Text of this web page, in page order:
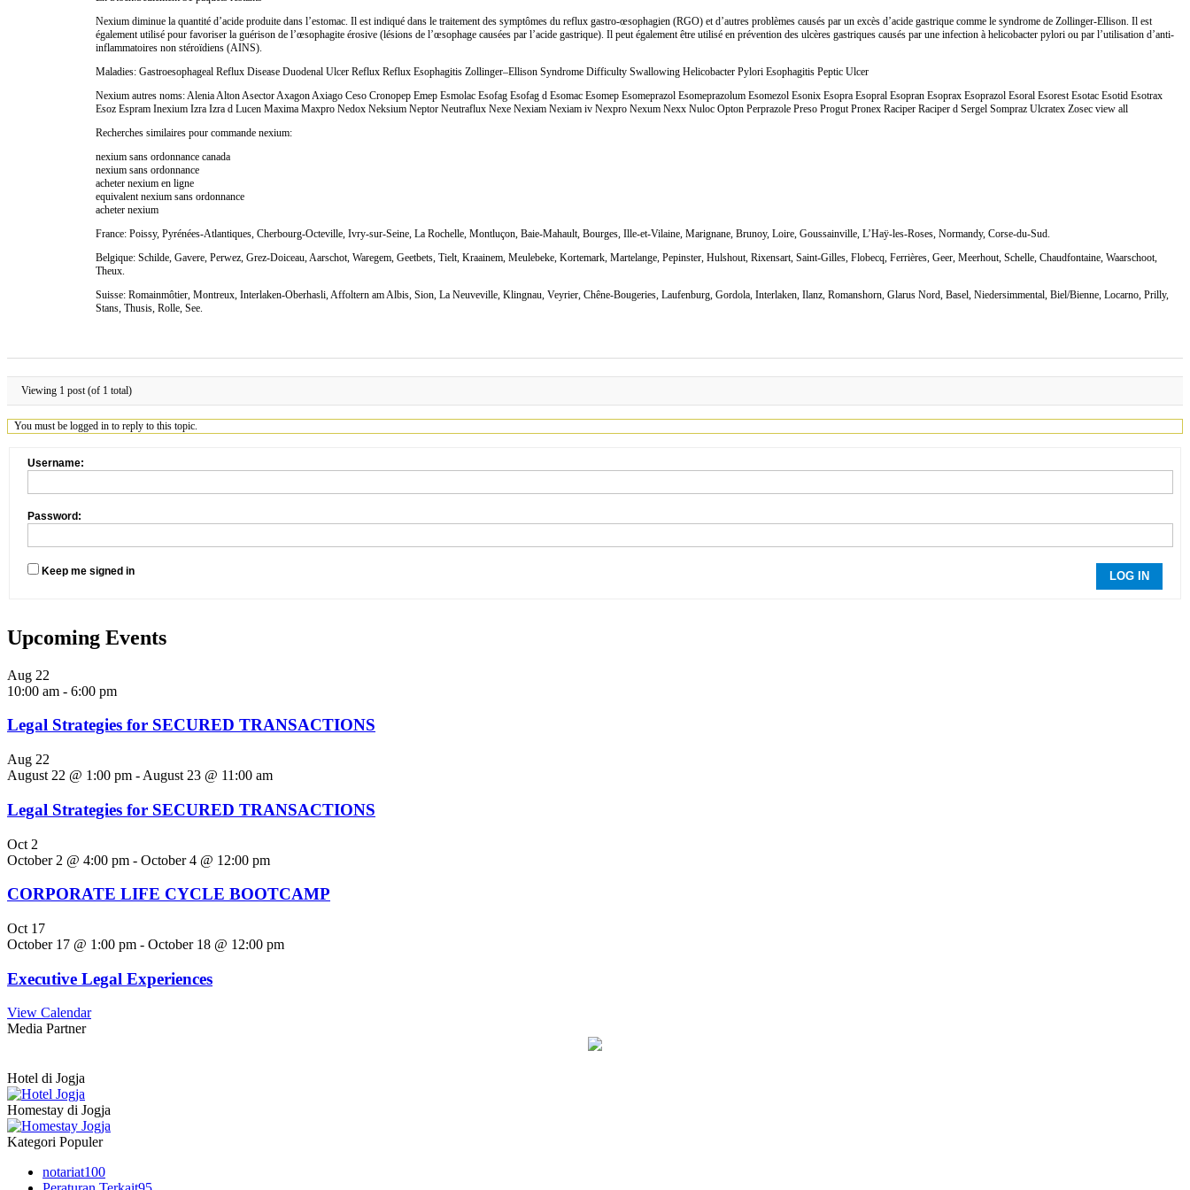
Nexium diminue la quantité d’acide produite dans l’estomac. Il est indiqué dans le traitement des symptômes du reflux gastro-œsophagien (RGO) et d’autres problèmes causés par un excès d’acide gastrique comme le syndrome de Zollinger-Ellison. Il est
également utilisé pour favoriser la guérison de l’œsophagite érosive (lésions de l’œsophage causées par l’acide gastrique). Il peut également être utilisé en prévention des ulcères gastriques causés par une infection à helicobacter pylori ou par l’utilisation d’anti-
inflammatoires non stéroïdiens (AINS).
Maladies: Gastroesophageal Reflux Disease Duodenal Ulcer Reflux Reflux Esophagitis Zollinger–Ellison Syndrome Difficulty Swallowing Helicobacter Pylori Esophagitis Peptic Ulcer
Nexium autres noms: Alenia Alton Asector Axagon Axiago Ceso Cronopep Emep Esmolac Esofag Esofag d Esomac Esomep Esomeprazol Esomeprazolum Esomezol Esonix Esopra Esopral Esopran Esoprax Esoprazol Esoral Esorest Esotac Esotid Esotrax
Esoz Espram Inexium Izra Izra d Lucen Maxima Maxpro Nedox Neksium Neptor Neutraflux Nexe Nexiam Nexiam iv Nexpro Nexum Nexx Nuloc Opton Perprazole Preso Progut Pronex Raciper Raciper d Sergel Sompraz Ulcratex Zosec view all
Recherches similaires pour commande nexium:
nexium sans ordonnance canada
nexium sans ordonnance
acheter nexium en ligne
equivalent nexium sans ordonnance
acheter nexium
France: Poissy, Pyrénées-Atlantiques, Cherbourg-Octeville, Ivry-sur-Seine, La Rochelle, Montluçon, Baie-Mahault, Bourges, Ille-et-Vilaine, Marignane, Brunoy, Loire, Goussainville, L’Haÿ-les-Roses, Normandy, Corse-du-Sud.
Belgique: Schilde, Gavere, Perwez, Grez-Doiceau, Aarschot, Waregem, Geetbets, Tielt, Kraainem, Meulebeke, Kortemark, Martelange, Pepinster, Hulshout, Rixensart, Saint-Gilles, Flobecq, Ferrières, Geer, Meerhout, Schelle, Chaudfontaine, Waarschoot,
Theux.
Suisse: Romainmôtier, Montreux, Interlaken-Oberhasli, Affoltern am Albis, Sion, La Neuveville, Klingnau, Veyrier, Chêne-Bougeries, Laufenburg, Gordola, Interlaken, Ilanz, Romanshorn, Glarus Nord, Basel, Niedersimmental, Biel/Bienne, Locarno, Prilly,
Stans, Thusis, Rolle, See.
Viewing 1 post (of 1 total)
You must be logged in to reply to this topic.
Username:
Password:
Keep me signed in LOG IN
Upcoming Events
Aug 22
10:00 am - 6:00 pm
Legal Strategies for SECURED TRANSACTIONS
Aug 22
August 22 @ 1:00 pm - August 23 @ 11:00 am
Legal Strategies for SECURED TRANSACTIONS
Oct 2
October 2 @ 4:00 pm - October 4 @ 12:00 pm
CORPORATE LIFE CYCLE BOOTCAMP
Oct 17
October 17 @ 1:00 pm - October 18 @ 12:00 pm
Executive Legal Experiences
View Calendar
Media Partner
Hotel di Jogja
Homestay di Jogja
Kategori Populer
notariat100